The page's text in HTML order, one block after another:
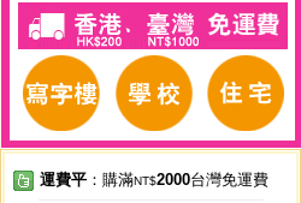
運費平 ：購滿NT$2000台灣免運費